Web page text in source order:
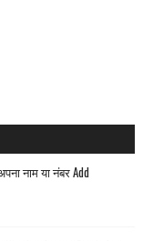
नाम या नंबर Add